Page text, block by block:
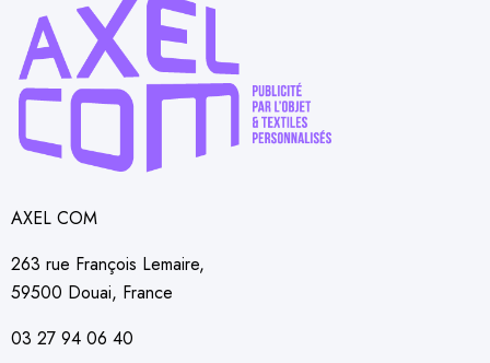
AXEL COM
263 rue François Lemaire,
59500 Douai, France
03 27 94 06 40